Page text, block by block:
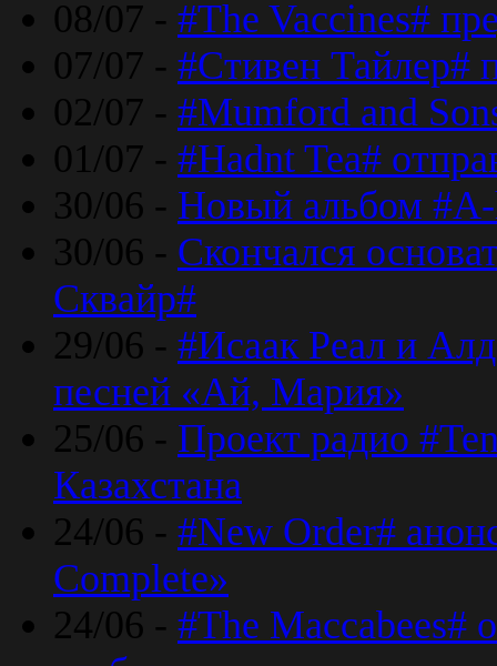
08/07 - #The Vaccines#
07/07 - #Стивен Тайлер#
02/07 - #Mumford and
01/07 - #Hadnt Tea#
30/06 - Новый альбом #A-
30/06 - Скончался
Сквайр#
29/06 - #Исаак Реал и
песней «Ай, Мария»
25/06 - Проект радио
Казахстана
24/06 - #New Order#
Complete»
24/06 - #The Maccabees#